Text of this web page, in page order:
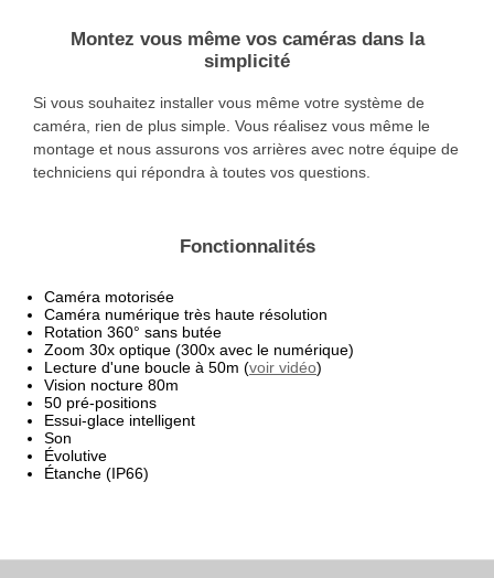
Montez vous même vos caméras dans la
simplicité
Si vous souhaitez installer vous même votre système de
caméra, rien de plus simple. Vous réalisez vous même le
montage et nous assurons vos arrières avec notre équipe de
techniciens qui répondra à toutes vos questions.
Fonctionnalités
Caméra motorisée
Caméra numérique très haute résolution
Rotation 360° sans butée
Zoom 30x optique (300x avec le numérique)
Lecture d'une boucle à 50m (voir vidéo)
Vision nocture 80m
50 pré-positions
Essui-glace intelligent
Son
Évolutive
Étanche (IP66)